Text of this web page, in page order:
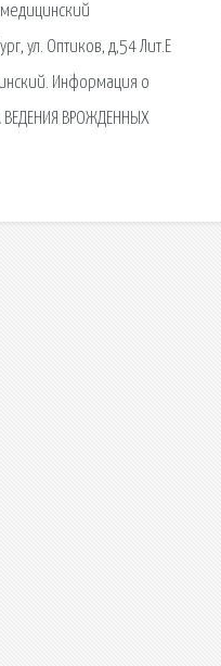
ул. Оптиков, д,54 Лит.Е
Информация о
ВЕДЕНИЯ ВРОЖДЕННЫХ